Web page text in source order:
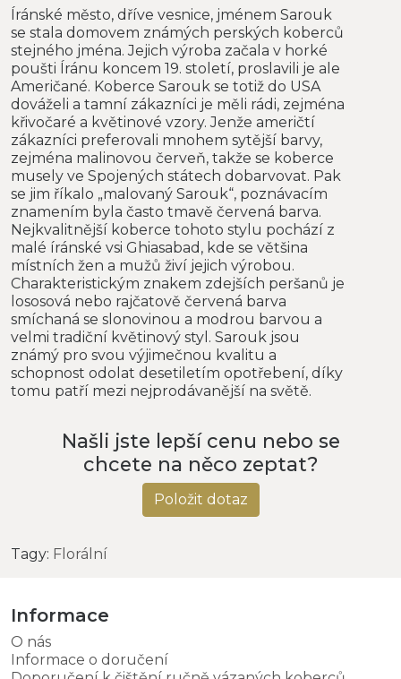
Íránské město, dříve vesnice, jménem Sarouk
se stala domovem známých perských koberců
stejného jména. Jejich výroba začala v horké
poušti Íránu koncem 19. století, proslavili je ale
Američané. Koberce Sarouk se totiž do USA
dováželi a tamní zákazníci je měli rádi, zejména
křivočaré a květinové vzory. Jenže američtí
zákazníci preferovali mnohem sytější barvy,
zejména malinovou červeň, takže se koberce
musely ve Spojených státech dobarvovat. Pak
se jim říkalo „malovaný Sarouk“, poznávacím
znamením byla často tmavě červená barva.
Nejkvalitnější koberce tohoto stylu pochází z
malé íránské vsi Ghiasabad, kde se většina
místních žen a mužů živí jejich výrobou.
Charakteristickým znakem zdejších peršanů je
lososová nebo rajčatově červená barva
smíchaná se slonovinou a modrou barvou a
velmi tradiční květinový styl. Sarouk jsou
známý pro svou výjimečnou kvalitu a
schopnost odolat desetiletím opotřebení, díky
tomu patří mezi nejprodávanější na světě.
Našli jste lepší cenu nebo se
chcete na něco zeptat?
Položit dotaz
Tagy: Florální
Informace
O nás
Informace o doručení